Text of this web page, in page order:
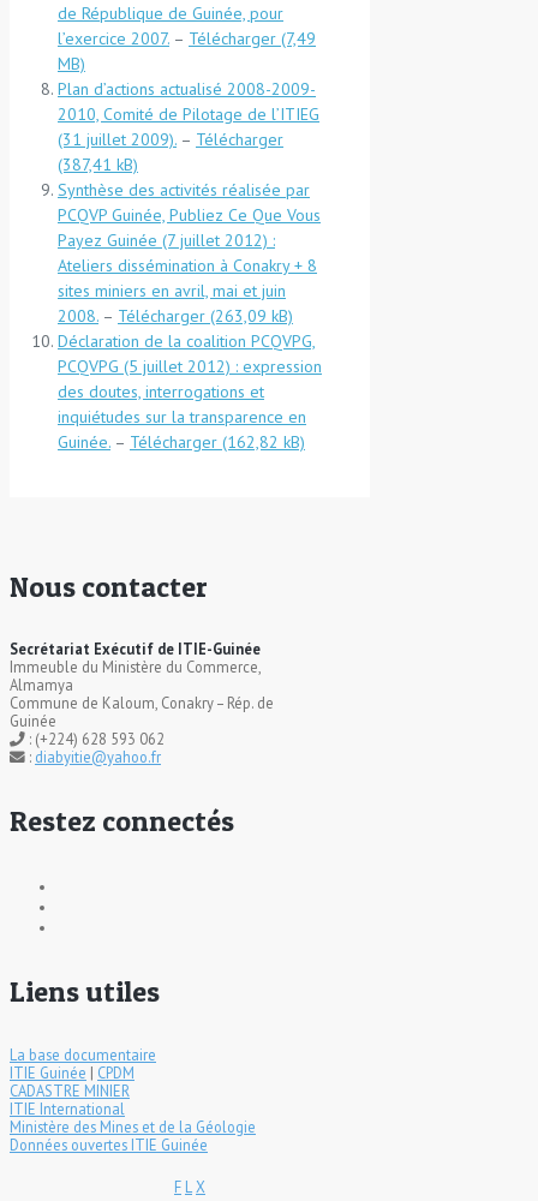
de République de Guinée, pour
l’exercice 2007. – Télécharger
Plan d’actions actualisé 2008-2009-
2010, Comité de Pilotage de l’ITIEG
(31 juillet 2009). – Télécharger
Synthèse des activités réalisée par
PCQVP Guinée, Publiez Ce Que Vous
Payez Guinée (7 juillet 2012) :
Ateliers dissémination à Conakry + 8
sites miniers en avril, mai et juin
2008. – Télécharger
Déclaration de la coalition PCQVPG,
PCQVPG (5 juillet 2012) : expression
des doutes, interrogations et
inquiétudes sur la transparence en
Guinée. – Télécharger
Nous contacter
Secrétariat Exécutif de ITIE-Guinée
Immeuble du Ministère du Commerce,
Almamya
Commune de Kaloum, Conakry – Rép. de
Guinée
: (+224) 628 593 062
: diabyitie@yahoo.fr
Restez connectés
Liens utiles
La base documentaire
ITIE Guinée | CPDM
CADASTRE MINIER
ITIE International
Ministère des Mines et de la Géologie
Données ouvertes ITIE Guinée
F L X